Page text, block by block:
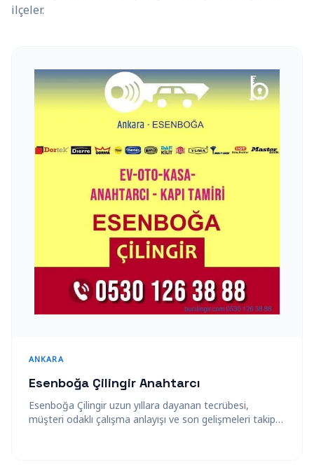
ilçeler.
ANKARA
Esenboğa Çilingir Anahtarcı
Esenboğa Çilingir uzun yıllara dayanan tecrübesi,
müşteri odaklı çalışma anlayışı ve son gelişmeleri takip